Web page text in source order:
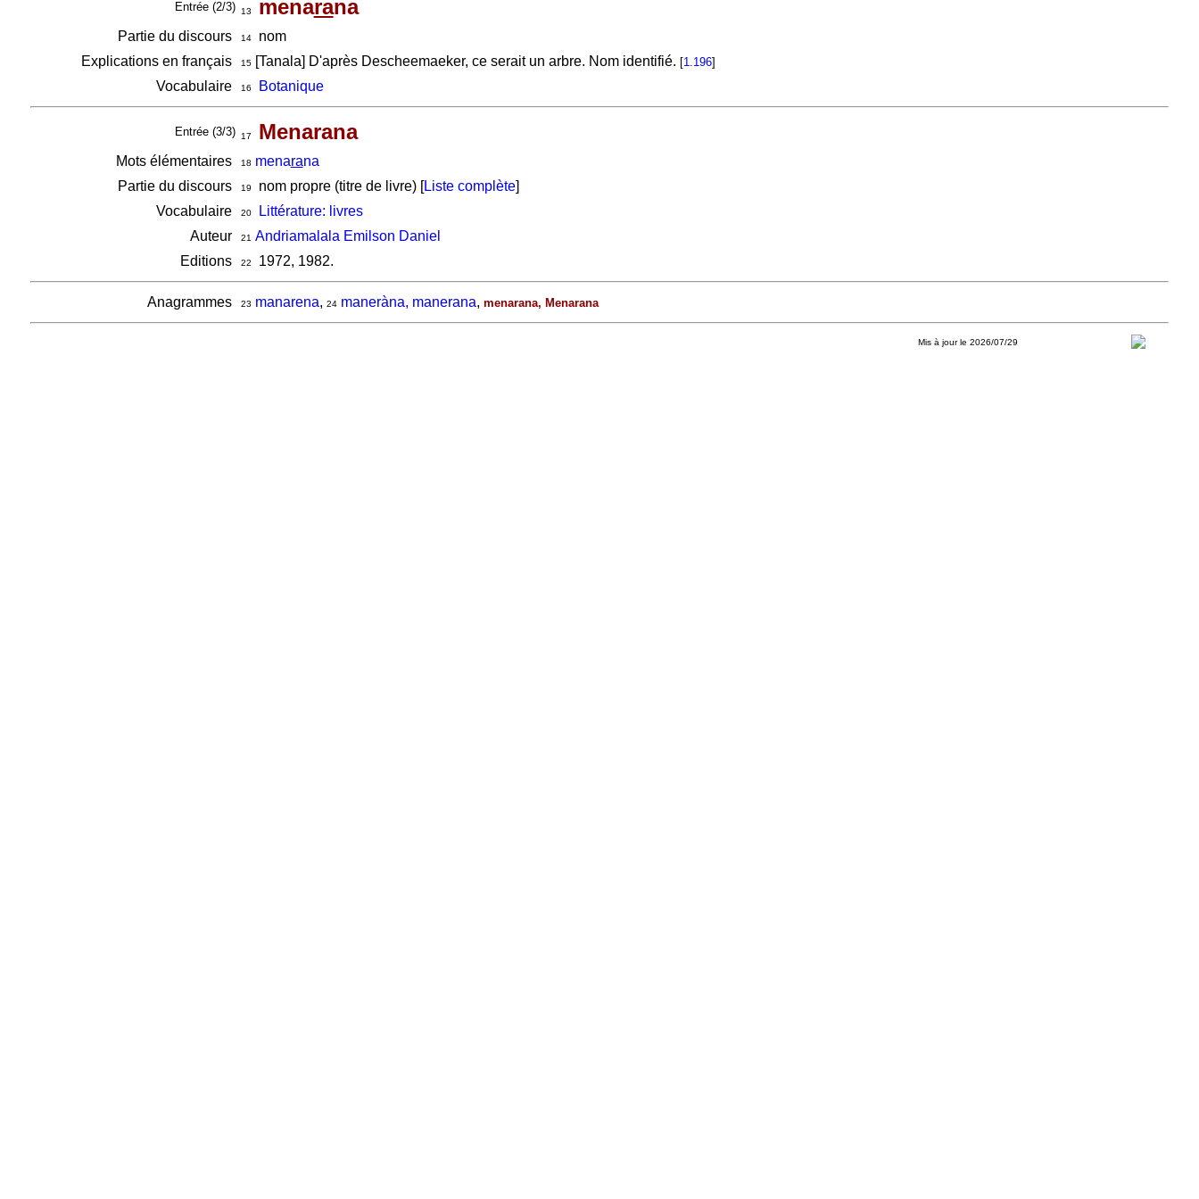
Entrée (2/3) 13 menarana
Partie du discours 14nom
Explications en français
15[Tanala] D'après Descheemaeker, ce serait un arbre. Nom identifié. [1.196]
Vocabulaire 16 Botanique
Entrée (3/3) 17 Menarana
Mots élémentaires 18 menarana
Partie du discours
19 nom propre (titre de livre) [Liste complète]
Vocabulaire
20
Littérature: livres
Auteur
21 Andriamalala Emilson Daniel
Editions
22 1972, 1982.
Anagrammes 23 manarena, 24 maneràna, manerana, menarana, Menarana
Mis à jour le 2026/07/29